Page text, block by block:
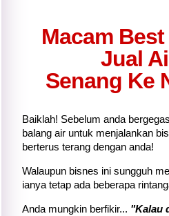
Macam
Jual
Senang Ke
Baiklah! Sebelum anda
balang air untuk menjalankan
berterus terang dengan anda!
Walaupun bisnes ini sungguh
ianya tetap ada beberapa
Anda mungkin berfikir... "Kalau